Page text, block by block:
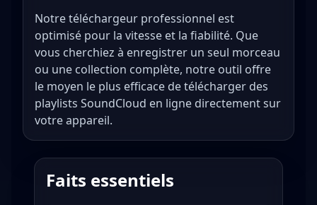
Notre téléchargeur professionnel est
optimisé pour la vitesse et la fiabilité. Que
vous cherchiez à enregistrer un seul morceau
ou une collection complète, notre outil offre
le moyen le plus efficace de télécharger des
playlists SoundCloud en ligne directement sur
votre appareil.
Faits essentiels